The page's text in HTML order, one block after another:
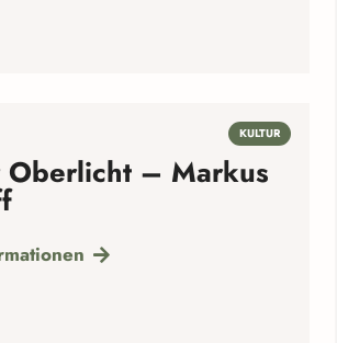
KULTUR
– Markus